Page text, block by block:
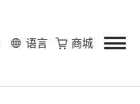
语言
商城